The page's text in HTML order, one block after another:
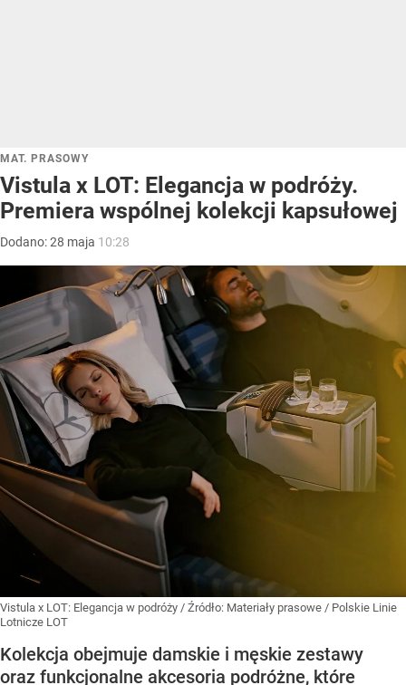
MAT. PRASOWY
Vistula x LOT: Elegancja w podróży.
Premiera wspólnej kolekcji kapsułowej
Dodano:28 maja 10:28
Vistula x LOT: Elegancja w podróży / Źródło: Materiały prasowe / Polskie Linie
Lotnicze LOT
Kolekcja obejmuje damskie i męskie zestawy
oraz funkcjonalne akcesoria podróżne, które